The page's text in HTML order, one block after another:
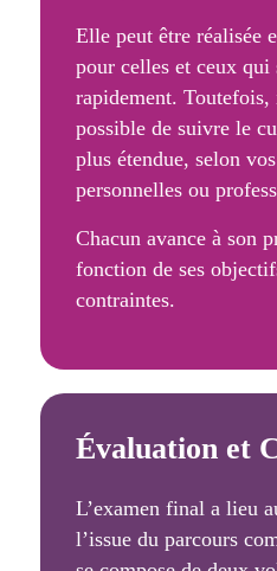
Elle peut être réalisée
pour celles et ceux qui
rapidement.
possible de suivre le
plus étendue, selon
personnelles ou
Chacun avance à son
fonction de ses
contraintes.
Évaluation et
L’examen final a lieu
l’issue du parcours